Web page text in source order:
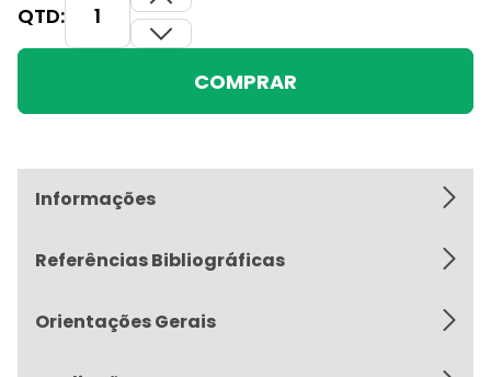
QTD:
COMPRAR
Informações
Referências Bibliográficas
Orientações Gerais